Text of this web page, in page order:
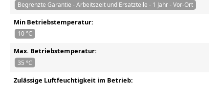
Begrenzte Garantie - Arbeitszeit und Ersatzteile - 1 Jahr - Vor-Ort
Min Betriebstemperatur:
10 °C
Max. Betriebstemperatur:
35 °C
Zulässige Luftfeuchtigkeit im Betrieb: